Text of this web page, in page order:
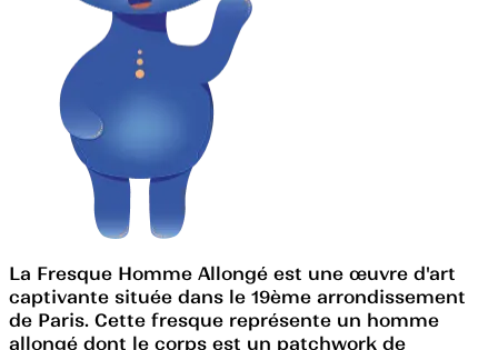
La Fresque Homme Allongé est une œuvre d'art
captivante située dans le 19ème arrondissement
de Paris. Cette fresque représente un homme
allongé dont le corps est un patchwork de